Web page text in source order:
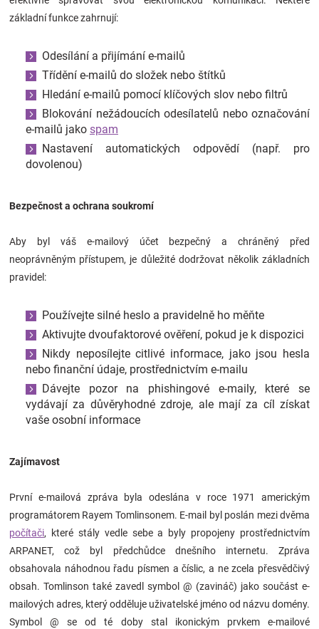
základní funkce zahrnují:
Odesílání a přijímání e-mailů
Třídění e-mailů do složek nebo štítků
Hledání e-mailů pomocí klíčových slov nebo filtrů
Blokování nežádoucích odesílatelů nebo označování
e-mailů jako spam
Nastavení automatických odpovědí (např. pro
dovolenou)
Bezpečnost a ochrana soukromí
Aby byl váš e-mailový účet bezpečný a chráněný před
neoprávněným přístupem, je důležité dodržovat několik základních
pravidel:
Používejte silné heslo a pravidelně ho měňte
Aktivujte dvoufaktorové ověření, pokud je k dispozici
Nikdy neposílejte citlivé informace, jako jsou hesla
nebo finanční údaje, prostřednictvím e-mailu
Dávejte pozor na phishingové e-maily, které se
vydávají za důvěryhodné zdroje, ale mají za cíl získat
vaše osobní informace
Zajímavost
První e-mailová zpráva byla odeslána v roce 1971 americkým
programátorem Rayem Tomlinsonem. E-mail byl poslán mezi dvěma
počítači, které stály vedle sebe a byly propojeny prostřednictvím
ARPANET, což byl předchůdce dnešního internetu. Zpráva
obsahovala náhodnou řadu písmen a číslic, a ne zcela přesvědčivý
obsah. Tomlinson také zavedl symbol @ (zavináč) jako součást e-
mailových adres, který odděluje uživatelské jméno od názvu domény.
Symbol @ se od té doby stal ikonickým prvkem e-mailové